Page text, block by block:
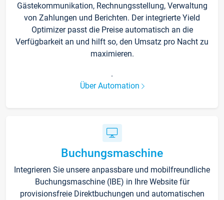
Gästekommunikation, Rechnungsstellung, Verwaltung
von Zahlungen und Berichten. Der integrierte Yield
Optimizer passt die Preise automatisch an die
Verfügbarkeit an und hilft so, den Umsatz pro Nacht zu
maximieren.
.
Über Automation
Buchungsmaschine
Integrieren Sie unsere anpassbare und mobilfreundliche
Buchungsmaschine (IBE) in Ihre Website für
provisionsfreie Direktbuchungen und automatischen